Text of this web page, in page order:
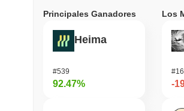
Principales Ganadores
Heima
#539
92.47%
Los
-